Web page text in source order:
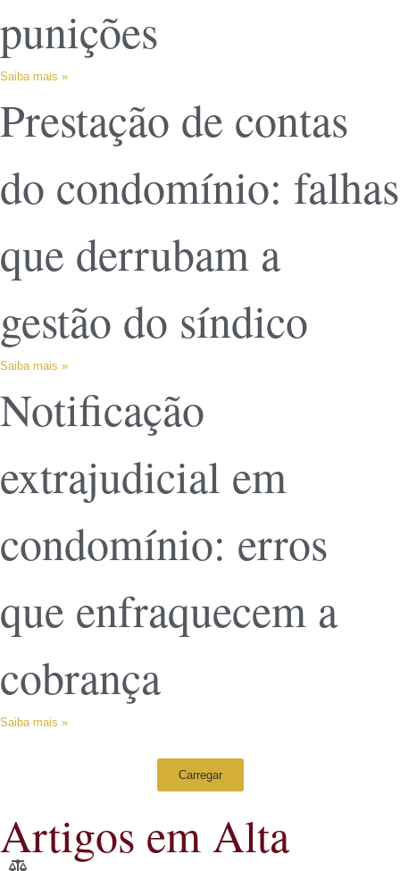
punições
Saiba mais »
Prestação de contas
do condomínio: falhas
que derrubam a
gestão do síndico
Saiba mais »
Notificação
extrajudicial em
condomínio: erros
que enfraquecem a
cobrança
Saiba mais »
Carregar
Artigos em Alta